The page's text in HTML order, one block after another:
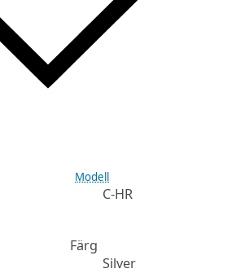
Modell
C-HR
Färg
Silver